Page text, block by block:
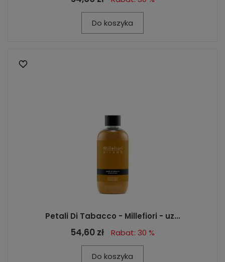
Do koszyka
Petali Di Tabacco - Millefiori - uz...
54,60 zł Rabat: 30 %
Do koszyka